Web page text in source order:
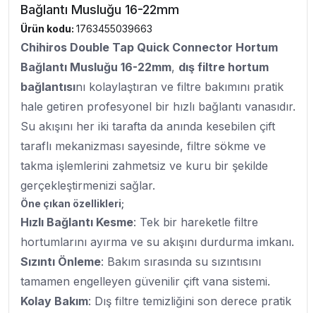
Bağlantı Musluğu 16-22mm
Ürün kodu: 1763455039663
Chihiros Double Tap Quick Connector Hortum
Bağlantı Musluğu 16-22mm, dış filtre hortum
bağlantısını kolaylaştıran ve filtre bakımını pratik
hale getiren profesyonel bir hızlı bağlantı vanasıdır.
Su akışını her iki tarafta da anında kesebilen çift
taraflı mekanizması sayesinde, filtre sökme ve
takma işlemlerini zahmetsiz ve kuru bir şekilde
gerçekleştirmenizi sağlar.
Öne çıkan özellikleri;
Hızlı Bağlantı Kesme: Tek bir hareketle filtre
hortumlarını ayırma ve su akışını durdurma imkanı.
Sızıntı Önleme: Bakım sırasında su sızıntısını
tamamen engelleyen güvenilir çift vana sistemi.
Kolay Bakım: Dış filtre temizliğini son derece pratik